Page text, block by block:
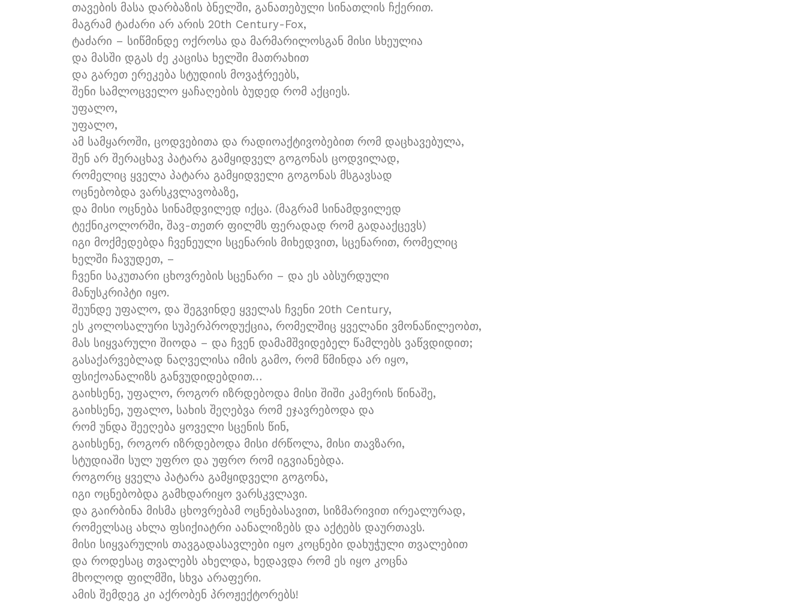
თავების მასა დარბაზის ბნელში, განათებული სინათლის ჩქერით.
მაგრამ ტაძარი არ არის 20th Century-Fox,
ტაძარი – სიწმინდე ოქროსა და მარმარილოსგან მისი სხეულია
და მასში დგას ძე კაცისა ხელში მათრახით
და გარეთ ერეკება სტუდიის მოვაჭრეებს,
შენი სამლოცველო ყაჩაღების ბუდედ რომ აქციეს.
უფალო,
უფალო,
ამ სამყაროში, ცოდვებითა და რადიოაქტივობებით რომ დაცხავებულა,
შენ არ შერაცხავ პატარა გამყიდველ გოგონას ცოდვილად,
რომელიც ყველა პატარა გამყიდველი გოგონას მსგავსად
ოცნებობდა ვარსკვლავობაზე,
და მისი ოცნება სინამდვილედ იქცა. (მაგრამ სინამდვილედ
ტექნიკოლორში, შავ-თეთრ ფილმს ფერადად რომ გადააქცევს)
იგი მოქმედებდა ჩვენეული სცენარის მიხედვით, სცენარით, რომელიც
ხელში ჩავუდეთ, –
ჩვენი საკუთარი ცხოვრების სცენარი – და ეს აბსურდული
მანუსკრიპტი იყო.
შეუნდე უფალო, და შეგვინდე ყველას ჩვენი 20th Century,
ეს კოლოსალური სუპერპროდუქცია, რომელშიც ყველანი ვმონაწილეობთ,
მას სიყვარული შიოდა – და ჩვენ დამამშვიდებელ წამლებს ვაწვდიდით;
გასაქარვებლად ნაღველისა იმის გამო, რომ წმინდა არ იყო,
ფსიქოანალიზს განვუდიდებდით…
გაიხსენე, უფალო, როგორ იზრდებოდა მისი შიში კამერის წინაშე,
გაიხსენე, უფალო, სახის შეღებვა რომ ეჯავრებოდა და
რომ უნდა შეეღება ყოველი სცენის წინ,
გაიხსენე, როგორ იზრდებოდა მისი ძრწოლა, მისი თავზარი,
სტუდიაში სულ უფრო და უფრო რომ იგვიანებდა.
როგორც ყველა პატარა გამყიდველი გოგონა,
იგი ოცნებობდა გამხდარიყო ვარსკვლავი.
და გაირბინა მისმა ცხოვრებამ ოცნებასავით, სიზმარივით ირეალურად,
რომელსაც ახლა ფსიქიატრი აანალიზებს და აქტებს დაურთავს.
მისი სიყვარულის თავგადასავლები იყო კოცნები დახუჭული თვალებით
და როდესაც თვალებს ახელდა, ხედავდა რომ ეს იყო კოცნა
მხოლოდ ფილმში, სხვა არაფერი.
ამის შემდეგ კი აქრობენ პროჟექტორებს!